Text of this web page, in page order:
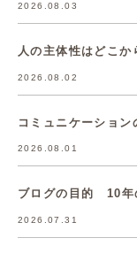
2026.08.03
人の主体性はどこか
2026.08.02
コミュニケーション
2026.08.01
ブログの目的 10年
2026.07.31